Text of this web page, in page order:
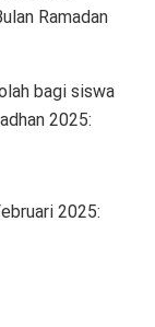
Ramadan
bagi siswa
2025:
2025: